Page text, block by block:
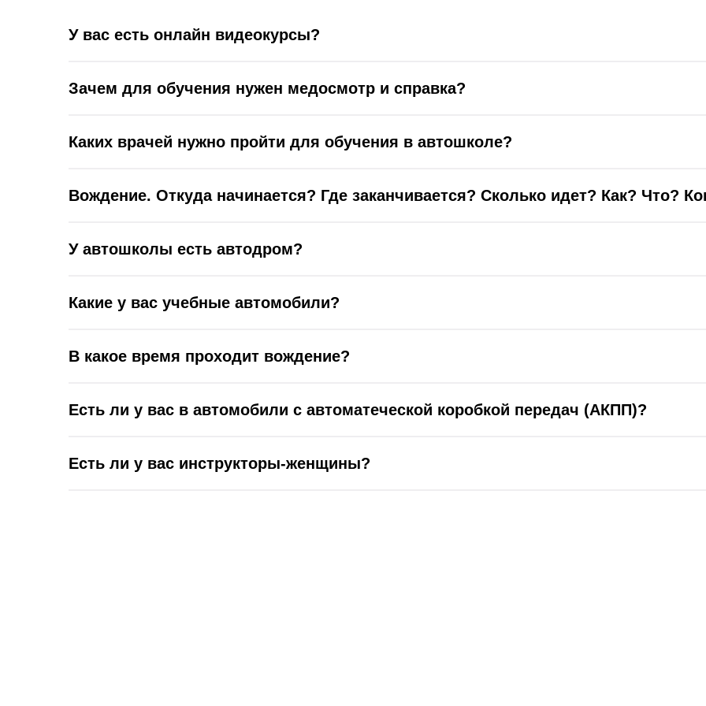
У вас есть онлайн видеокурсы?
Зачем для обучения нужен медосмотр и справка?
Каких врачей нужно пройти для обучения в автошколе?
Вождение. Откуда начинается? Где заканчивается? Сколько идет? Как? Что?
У автошколы есть автодром?
Какие у вас учебные автомобили?
В какое время проходит вождение?
Есть ли у вас в автомобили с автоматеческой коробкой передач (АКПП)?
Есть ли у вас инструкторы-женщины?